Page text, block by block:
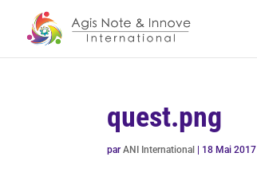
quest.png
parANI International 18 Mai 2017